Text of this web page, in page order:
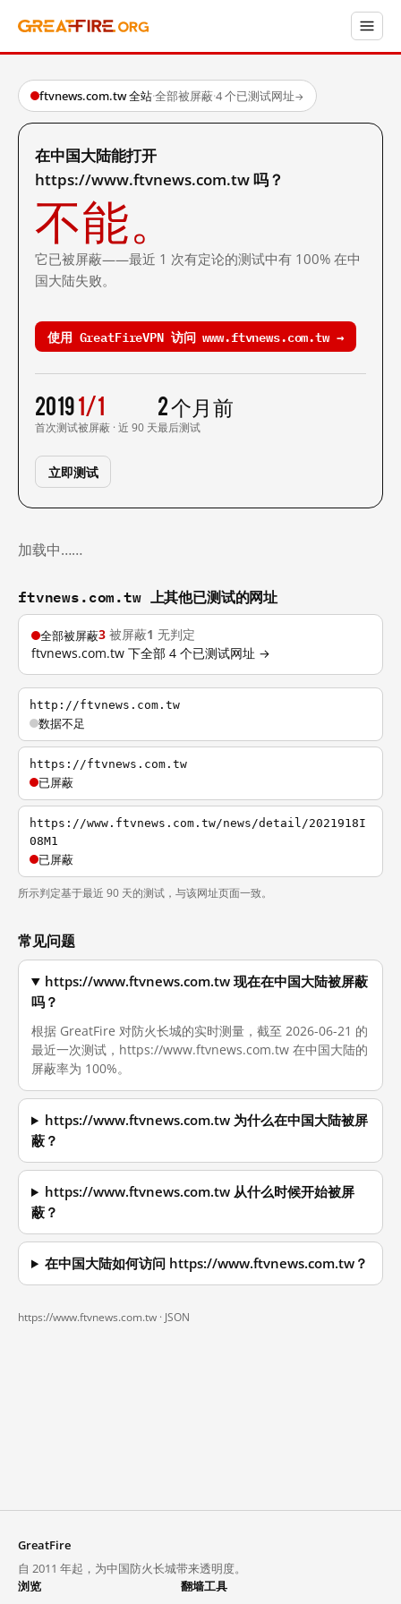
ftvnews.com.tw 全站·全部被屏蔽·4 个已测试网址→
在中国大陆能打开
https://www.ftvnews.com.tw 吗？
不能。
它已被屏蔽——最近 1 次有定论的测试中有 100% 在中
国大陆失败。
使用 GreatFireVPN 访问 www.ftvnews.com.tw →
2019
首次测试
1/1
被屏蔽 · 近 90 天
2 个月前
最后测试
立即测试
加载中……
ftvnews.com.tw 上其他已测试的网址
全部被屏蔽3 被屏蔽1 无判定
ftvnews.com.tw 下全部 4 个已测试网址 →
http://ftvnews.com.tw
数据不足
https://ftvnews.com.tw
已屏蔽
https://www.ftvnews.com.tw/news/detail/2021918I
08M1
已屏蔽
所示判定基于最近 90 天的测试，与该网址页面一致。
常见问题
https://www.ftvnews.com.tw 现在在中国大陆被屏蔽
吗？
根据 GreatFire 对防火长城的实时测量，截至 2026-06-21 的
最近一次测试，https://www.ftvnews.com.tw 在中国大陆的
屏蔽率为 100%。
https://www.ftvnews.com.tw 为什么在中国大陆被屏
蔽？
https://www.ftvnews.com.tw 从什么时候开始被屏
蔽？
在中国大陆如何访问 https://www.ftvnews.com.tw？
https://www.ftvnews.com.tw · JSON
GreatFire
自 2011 年起，为中国防火长城带来透明度。
浏览
翻墙工具